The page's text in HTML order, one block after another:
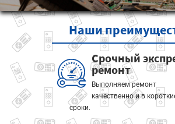
Наши
Срочный
ремонт
Выполняем ремонт
качественно и в
сроки.